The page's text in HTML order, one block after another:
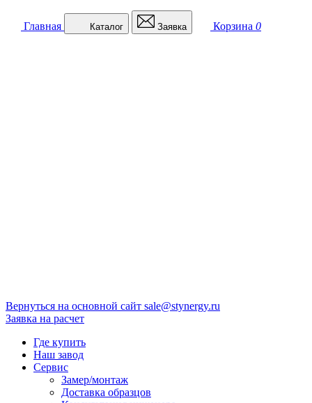
Главная Каталог Заявка Корзина 0
Вернуться на основной сайт sale@stynergy.ru
Заявка на расчет
Где купить
Наш завод
Сервис
Замер/монтаж
Доставка образцов